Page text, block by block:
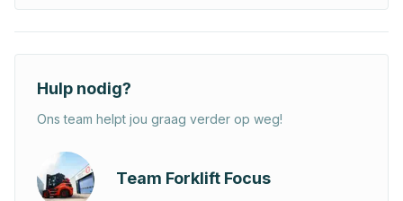
Hulp nodig?
Ons team helpt jou graag verder op weg!
Team Forklift Focus